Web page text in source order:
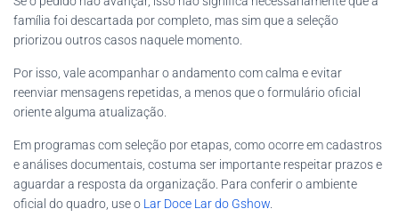
família foi descartada por completo, mas sim que a seleção
priorizou outros casos naquele momento.
Por isso, vale acompanhar o andamento com calma e evitar
reenviar mensagens repetidas, a menos que o formulário oficial
oriente alguma atualização.
Em programas com seleção por etapas, como ocorre em cadastros
e análises documentais, costuma ser importante respeitar prazos e
aguardar a resposta da organização. Para conferir o ambiente
oficial do quadro, use o Lar Doce Lar do Gshow